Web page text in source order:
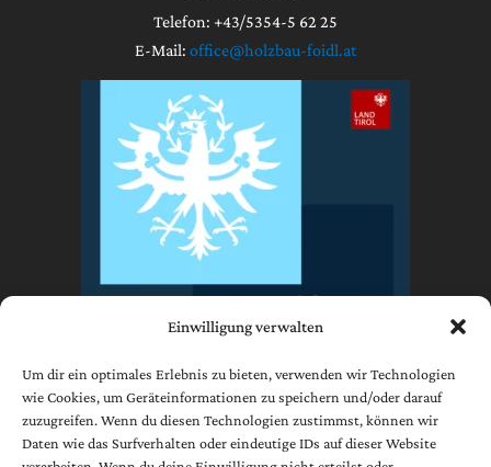
Einwilligung verwalten
Um dir ein optimales Erlebnis zu bieten, verwenden wir Technologien
wie Cookies, um Geräteinformationen zu speichern und/oder darauf
zuzugreifen. Wenn du diesen Technologien zustimmst, können wir
Daten wie das Surfverhalten oder eindeutige IDs auf dieser Website
Telefon: +43/5354-5 62 25
E-Mail: office@holzbau-foidl.at
Impressum
Datenschutzerklärung